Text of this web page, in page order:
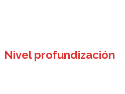
Nivel profundización